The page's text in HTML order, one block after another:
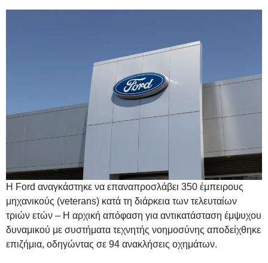
Η Ford αναγκάστηκε να επαναπροσλάβει 350 έμπειρους
μηχανικούς (veterans) κατά τη διάρκεια των τελευταίων
τριών ετών – Η αρχική απόφαση για αντικατάσταση έμψυχου
δυναμικού με συστήματα τεχνητής νοημοσύνης αποδείχθηκε
επιζήμια, οδηγώντας σε 94 ανακλήσεις οχημάτων.